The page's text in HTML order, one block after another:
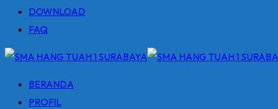
DOWNLOAD
FAQ
BERANDA
PROFIL